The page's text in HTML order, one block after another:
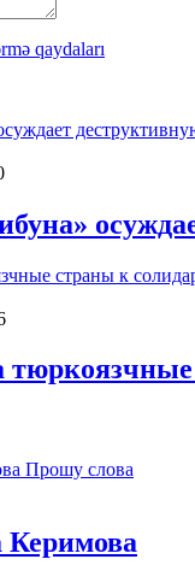
qaydaları
Прошу слова